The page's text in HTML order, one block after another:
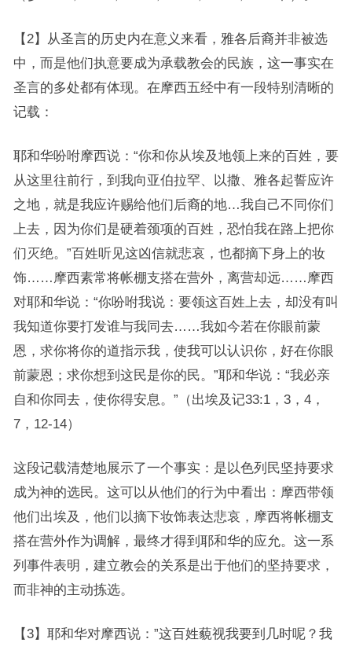
【2】从圣言的历史内在意义来看，雅各后裔并非被选
中，而是他们执意要成为承载教会的民族，这一事实在
圣言的多处都有体现。在摩西五经中有一段特别清晰的
记载：
耶和华吩咐摩西说：“你和你从埃及地领上来的百姓，要
从这里往前行，到我向亚伯拉罕、以撒、雅各起誓应许
之地，就是我应许赐给他们后裔的地…我自己不同你们
上去，因为你们是硬着颈项的百姓，恐怕我在路上把你
们灭绝。”百姓听见这凶信就悲哀，也都摘下身上的妆
饰……摩西素常将帐棚支搭在营外，离营却远……摩西
对耶和华说：“你吩咐我说：要领这百姓上去，却没有叫
我知道你要打发谁与我同去……我如今若在你眼前蒙
恩，求你将你的道指示我，使我可以认识你，好在你眼
前蒙恩；求你想到这民是你的民。”耶和华说：“我必亲
自和你同去，使你得安息。”（出埃及记33:1，3，4，
7，12-14）
这段记载清楚地展示了一个事实：是以色列民坚持要求
成为神的选民。这可以从他们的行为中看出：摩西带领
他们出埃及，他们以摘下妆饰表达悲哀，摩西将帐棚支
搭在营外作为调解，最终才得到耶和华的应允。这一系
列事件表明，建立教会的关系是出于他们的坚持要求，
而非神的主动拣选。
【3】耶和华对摩西说：”这百姓藐视我要到几时呢？我